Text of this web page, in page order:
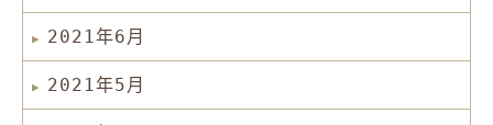
2021年6月
2021年5月